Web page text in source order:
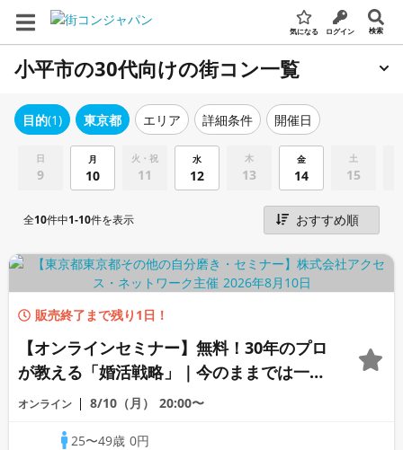
気になる ログイン 検索
小平市の30代向けの街コン一覧
目的(1) 東京都 エリア 詳細条件 開催日
日
9
月
10
火・祝
11
水
12
木
13
金
14
土
15
全10件中1-10件を表示
販売終了まで残り1日！
【オンラインセミナー】無料！30年のプロ
が教える「婚活戦略」｜今のままでは一生
変わらないと感じる男性へ
オンライン 8/10（月） 20:00〜
25〜49歳0円